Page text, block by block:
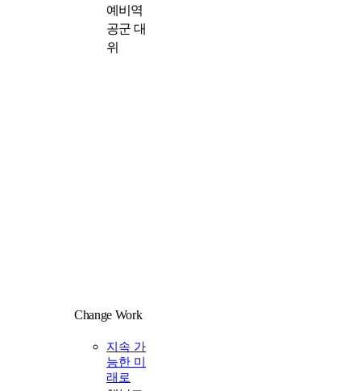
예비역
공군 대
위
Change Work
지속 가
능한 미
래로